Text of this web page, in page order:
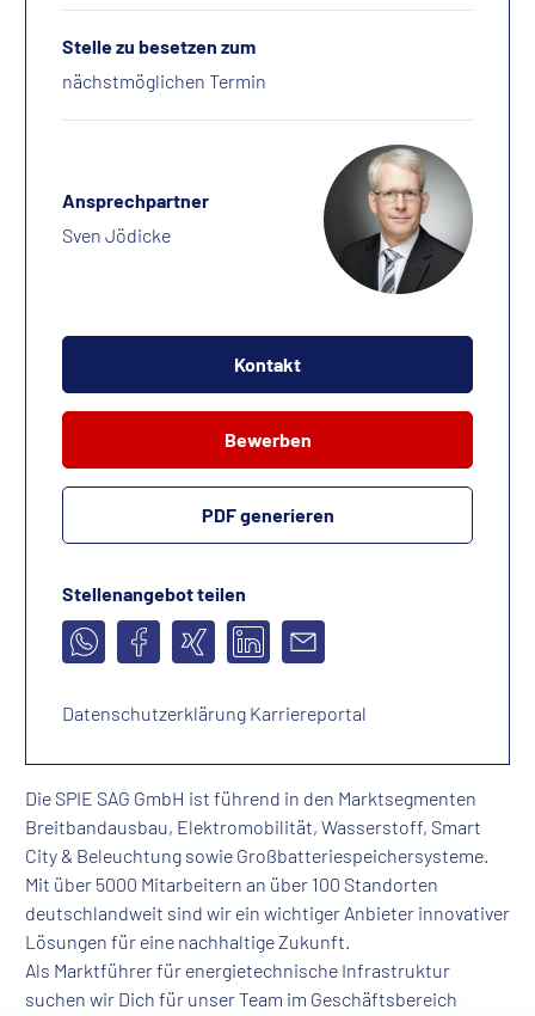
Die SPIE SAG GmbH ist führend in den Marktsegmenten
Breitbandausbau, Elektromobilität, Wasserstoff, Smart
City & Beleuchtung sowie Großbatteriespeichersysteme.
Mit über 5000 Mitarbeitern an über 100 Standorten
deutschlandweit sind wir ein wichtiger Anbieter innovativer
Lösungen für eine nachhaltige Zukunft.
Als Marktführer für energietechnische Infrastruktur
suchen wir Dich für unser Team im Geschäftsbereich
Stelle zu besetzen zum
nächstmöglichen Termin
Ansprechpartner
Sven Jödicke
Kontakt
Bewerben
PDF generieren
Stellenangebot teilen
Datenschutzerklärung Karriereportal